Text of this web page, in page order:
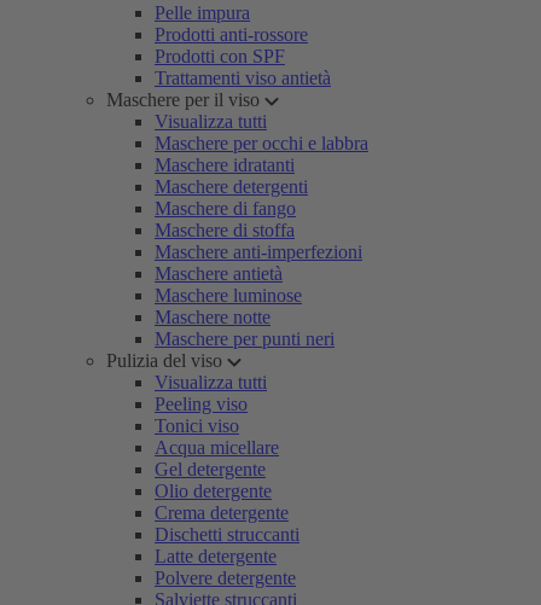
Pelle impura
Prodotti anti-rossore
Prodotti con SPF
Trattamenti viso antietà
Maschere per il viso
Visualizza tutti
Maschere per occhi e labbra
Maschere idratanti
Maschere detergenti
Maschere di fango
Maschere di stoffa
Maschere anti-imperfezioni
Maschere antietà
Maschere luminose
Maschere notte
Maschere per punti neri
Pulizia del viso
Visualizza tutti
Peeling viso
Tonici viso
Acqua micellare
Gel detergente
Olio detergente
Crema detergente
Dischetti struccanti
Latte detergente
Polvere detergente
Salviette struccanti